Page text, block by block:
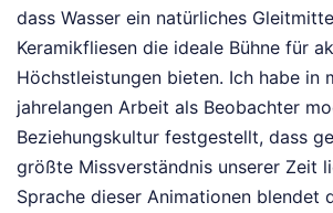
dass Wasser ein natürliches
Keramikfliesen die ideale Bühne für
Höchstleistungen bieten. Ich habe in
jahrelangen Arbeit als Beobachter
Beziehungskultur festgestellt, dass
größte Missverständnis unserer Zeit
Sprache dieser Animationen blendet